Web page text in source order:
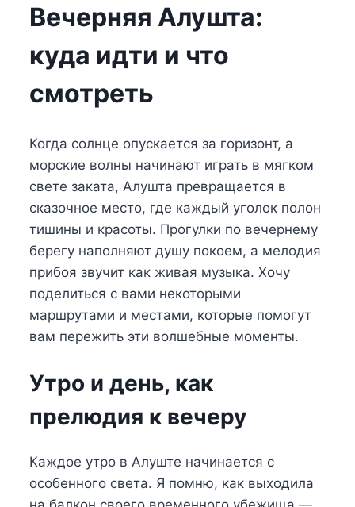
Вечерняя Алушта:
куда идти и что
смотреть
Когда солнце опускается за горизонт, а
морские волны начинают играть в мягком
свете заката, Алушта превращается в
сказочное место, где каждый уголок полон
тишины и красоты. Прогулки по вечернему
берегу наполняют душу покоем, а мелодия
прибоя звучит как живая музыка. Хочу
поделиться с вами некоторыми
маршрутами и местами, которые помогут
вам пережить эти волшебные моменты.
Утро и день, как
прелюдия к вечеру
Каждое утро в Алуште начинается с
особенного света. Я помню, как выходила